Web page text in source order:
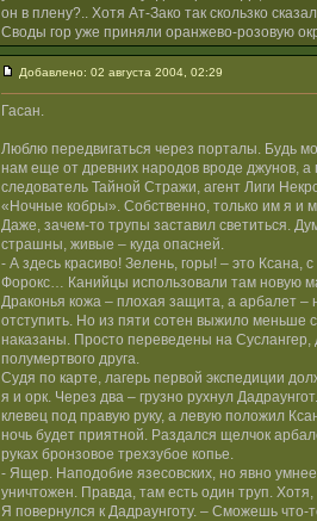
он в плену?.. Хотя Ат-Зако так скользко
Своды гор уже приняли оранжево-розовую
Добавлено: 02 августа 2004, 02:29
Гасан.
Люблю передвигаться через порталы. Будь
нам еще от древних народов вроде джунов,
следователь Тайной Стражи, агент Лиги
«Ночные кобры». Собственно, только им я и
Даже, зачем-то трупы заставил светиться.
страшны, живые – куда опасней.
- А здесь красиво! Зелень, горы! – это
Форокс… Канийцы использовали там новую
Драконья кожа – плохая защита, а арбалет
отступить. Но из пяти сотен выжило меньше
наказаны. Просто переведены на
полумертвого друга.
Судя по карте, лагерь первой экспедиции
я и орк. Через два – грузно рухнул
клевец под правую руку, а левую положил
ночь будет приятной. Раздался щелчок
руках бронзовое трехзубое копье.
- Ящер. Наподобие язесовских, но явно
уничтожен. Правда, там есть один труп.
Я повернулся к Дадраунготу. – Сможешь что-